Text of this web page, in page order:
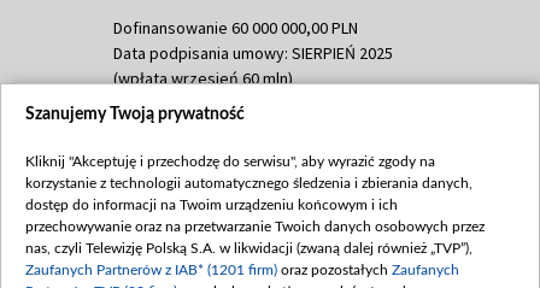
Dofinansowanie 60 000 000,00 PLN
Data podpisania umowy: SIERPIEŃ 2025
(wpłata wrzesień 60 mln)
Dofinansowanie 635 783 051,21 PLN
(wpłata wrzesień 100 mln, październik 350
mln, listopad 265 mln)
Dofinansowanie 48 862 000,00 PLN
Data podpisania umowy: GRUDZIEŃ 2025
Szanujemy Twoją prywatność
Kliknij "Akceptuję i przechodzę do serwisu", aby wyrazić zgody na
korzystanie z technologii automatycznego śledzenia i zbierania danych,
dostęp do informacji na Twoim urządzeniu końcowym i ich
przechowywanie oraz na przetwarzanie Twoich danych osobowych przez
nas, czyli Telewizję Polską S.A. w likwidacji (zwaną dalej również „TVP”),
Zaufanych Partnerów z IAB* (1201 firm) oraz pozostałych Zaufanych